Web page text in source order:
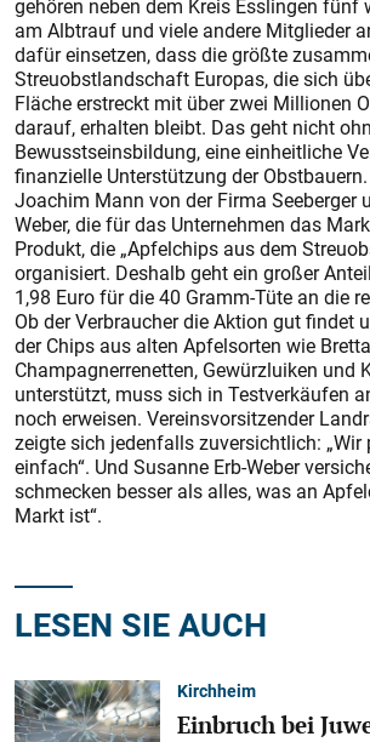
gehören neben dem Kreis Esslingen fünf
am Albtrauf und viele andere Mitglieder
dafür einsetzen, dass die größte
Streuobstlandschaft Europas, die sich
Fläche erstreckt mit über zwei Millionen
darauf, erhalten bleibt. Das geht nicht
Bewusstseinsbildung, eine einheitliche
finanzielle Unterstützung der
Joachim Mann von der Firma Seeberger
Weber, die für das Unternehmen das
Produkt, die „Apfelchips aus dem
organisiert. Deshalb geht ein großer
1,98 Euro für die 40 Gramm-Tüte an die
Ob der Verbraucher die Aktion gut findet
der Chips aus alten Apfelsorten wie
Champagnerrenetten, Gewürzluiken und
unterstützt, muss sich in Testverkäufen
noch erweisen. Vereinsvorsitzender
zeigte sich jedenfalls zuversichtlich: „Wir
einfach“. Und Susanne Erb-Weber
schmecken besser als alles, was an
Markt ist“.
LESEN SIE AUCH
Kirchheim
Einbruch bei